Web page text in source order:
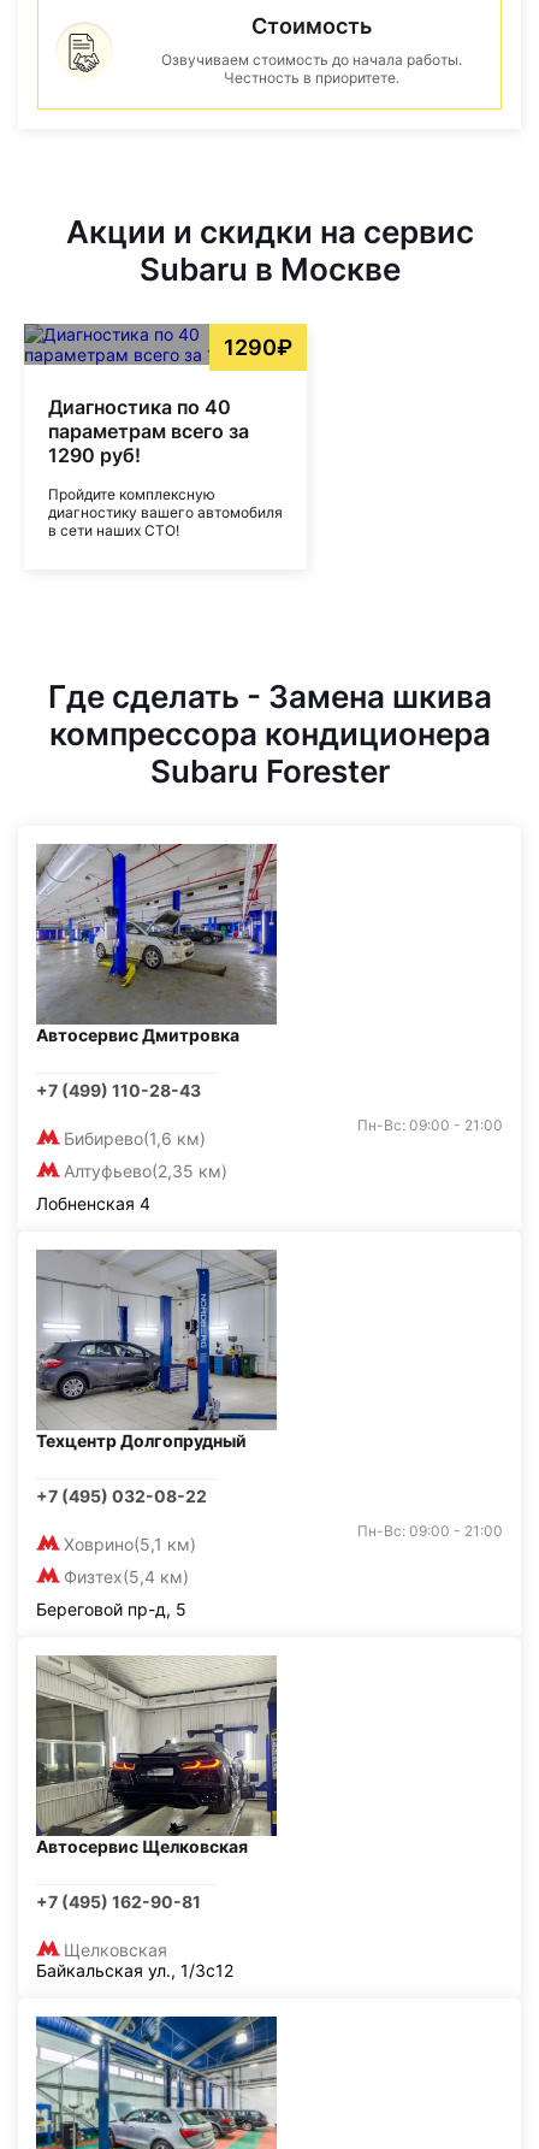
Стоимость
Озвучиваем стоимость до начала работы.
Честность в приоритете.
Акции и скидки на сервис
Subaru в Москве
1290₽
Диагностика по 40
параметрам всего за
1290 руб!
Пройдите комплексную
диагностику вашего автомобиля
в сети наших СТО!
Где сделать - Замена шкива
компрессора кондиционера
Subaru Forester
Автосервис Дмитровка
+7 (499) 110-28-43
Бибирево(1,6 км)
Алтуфьево(2,35 км)
Пн-Вс: 09:00 - 21:00
Лобненская 4
Техцентр Долгопрудный
+7 (495) 032-08-22
Ховрино(5,1 км)
Физтех(5,4 км)
Пн-Вс: 09:00 - 21:00
Береговой пр-д, 5
Автосервис Щелковская
+7 (495) 162-90-81
Щелковская
Байкальская ул., 1/3с12